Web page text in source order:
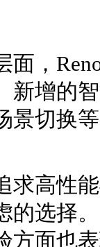
新增的
景切换
高性能
的选择
方面也